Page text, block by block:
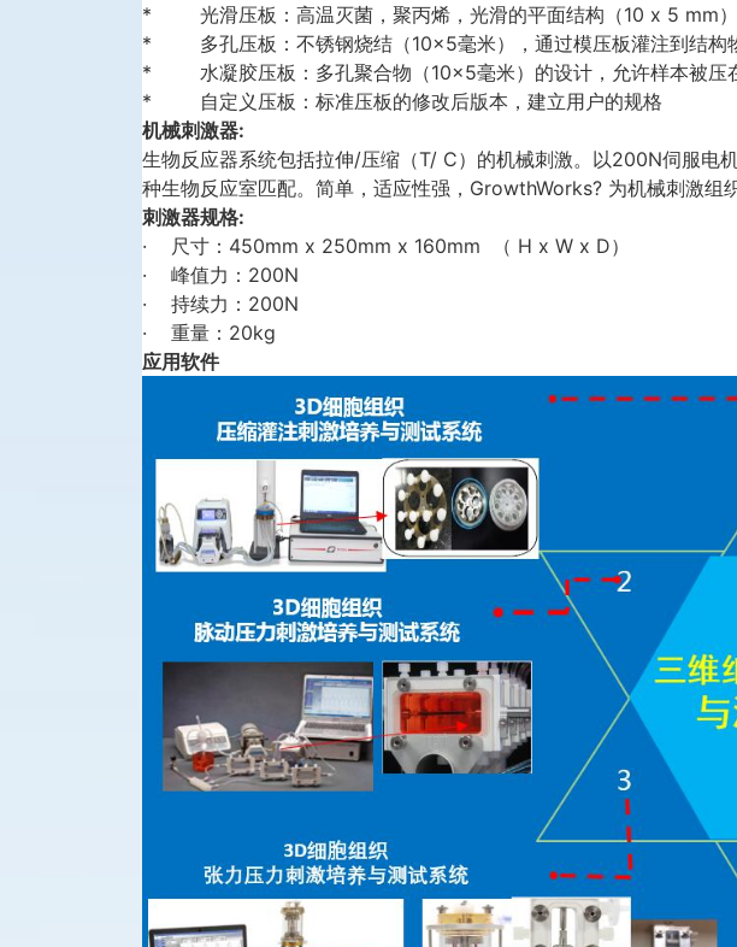
* 光滑压板：高温灭菌，聚丙烯，光滑的平面结构（10 x 5 mm）
* 多孔压板：不锈钢烧结（10×5毫米），通过模压板灌注到结构
* 水凝胶压板：多孔聚合物（10×5毫米）的设计，允许样本被压
* 自定义压板：标准压板的修改后版本，建立用户的规格
机械刺激器:
生物反应器系统包括拉伸/压缩（T/ C）的机械刺激。以200N伺服电
种生物反应室匹配。简单，适应性强，GrowthWorks? 为机械刺激组
刺激器规格:
· 尺寸：450mm x 250mm x 160mm （ H x W x D）
· 峰值力：200N
· 持续力：200N
· 重量：20kg
应用软件